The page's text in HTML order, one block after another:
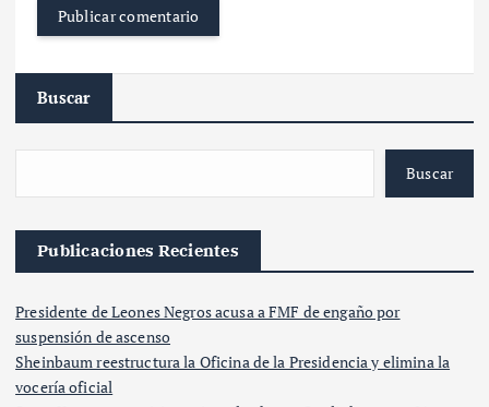
Buscar
Buscar
Publicaciones Recientes
Presidente de Leones Negros acusa a FMF de engaño por
suspensión de ascenso
Sheinbaum reestructura la Oficina de la Presidencia y elimina la
vocería oficial